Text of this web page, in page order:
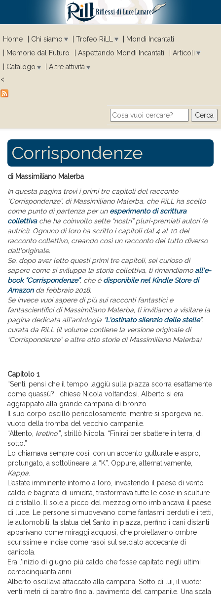
Home Chi siamo Trofeo RiLL
Mondi Incantati
Memorie dal Futuro
Aspettando Mondi Incantati
Articoli
Catalogo
Altre attività
<
Search form
Cerca
Corrispondenze
di Massimiliano Malerba
In questa pagina trovi i primi tre capitoli del racconto
“Corrispondenze”, di Massimiliano Malerba, che RiLL ha scelto
come punto di partenza per un esperimento di scrittura
collettivache ha coinvolto sette “nostri” pluri-premiati autori (e
autrici). Ognuno di loro ha scritto i capitoli dal 4 al 10 del
racconto collettivo, creando così un racconto del tutto diverso
dall'originale.
Se, dopo aver letto questi primi tre capitoli, sei curioso di
sapere come si sviluppa la storia collettiva, ti rimandiamo all'e-
book “Corrispondenze”, che è disponibile nel Kindle Store di
Amazonda febbraio 2018.
Se invece vuoi sapere di più sui racconti fantastici e
fantascientifici di Massimiliano Malerba, ti invitiamo a visitare la
pagina dedicata all'antologia “L'ostinato silenzio delle stelle”,
curata da RiLL (il volume contiene la versione originale di
“Corrispondenze” e altre otto storie di Massimiliano Malerba).
Capitolo 1
“Senti, pensi che il tempo laggiù sulla piazza scorra esattamente
come quassù?”, chiese Nicola voltandosi. Alberto si era
aggrappato alla grande campana di bronzo.
Il suo corpo oscillò pericolosamente, mentre si sporgeva nel
vuoto della tromba del vecchio campanile.
“Attento, kretino!”, strillò Nicola. “Finirai per sbattere in terra, di
sotto.”
Lo chiamava sempre così, con un accento gutturale e aspro,
prolungato, a sottolineare la “K”. Oppure, alternativamente,
Kappa
L’estate imminente intorno a loro, investendo il paese di vento
caldo e bagnato di umidità, trasformava tutte le cose in sculture
di cristallo. Il sole a picco del mezzogiorno imbiancava il paese
di luce. Le persone si muovevano come fantasmi perduti e i tetti,
le automobili, la statua del Santo in piazza, perfino i cani distanti
apparivano come miraggi acquosi, che proiettavano ombre
scurissime e incise come rasoi sul selciato accecante di
canicola.
Era l’inizio di giugno più caldo che fosse capitato negli ultimi
centocinquanta anni.
Alberto oscillava attaccato alla campana. Sotto di lui, il vuoto:
venti metri di baratro fino al pavimento del campanile. Una scala